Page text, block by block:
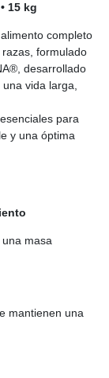
15 kg
completo
formulado
desarrollado
vida larga,
para
y una óptima
masa
mantienen una